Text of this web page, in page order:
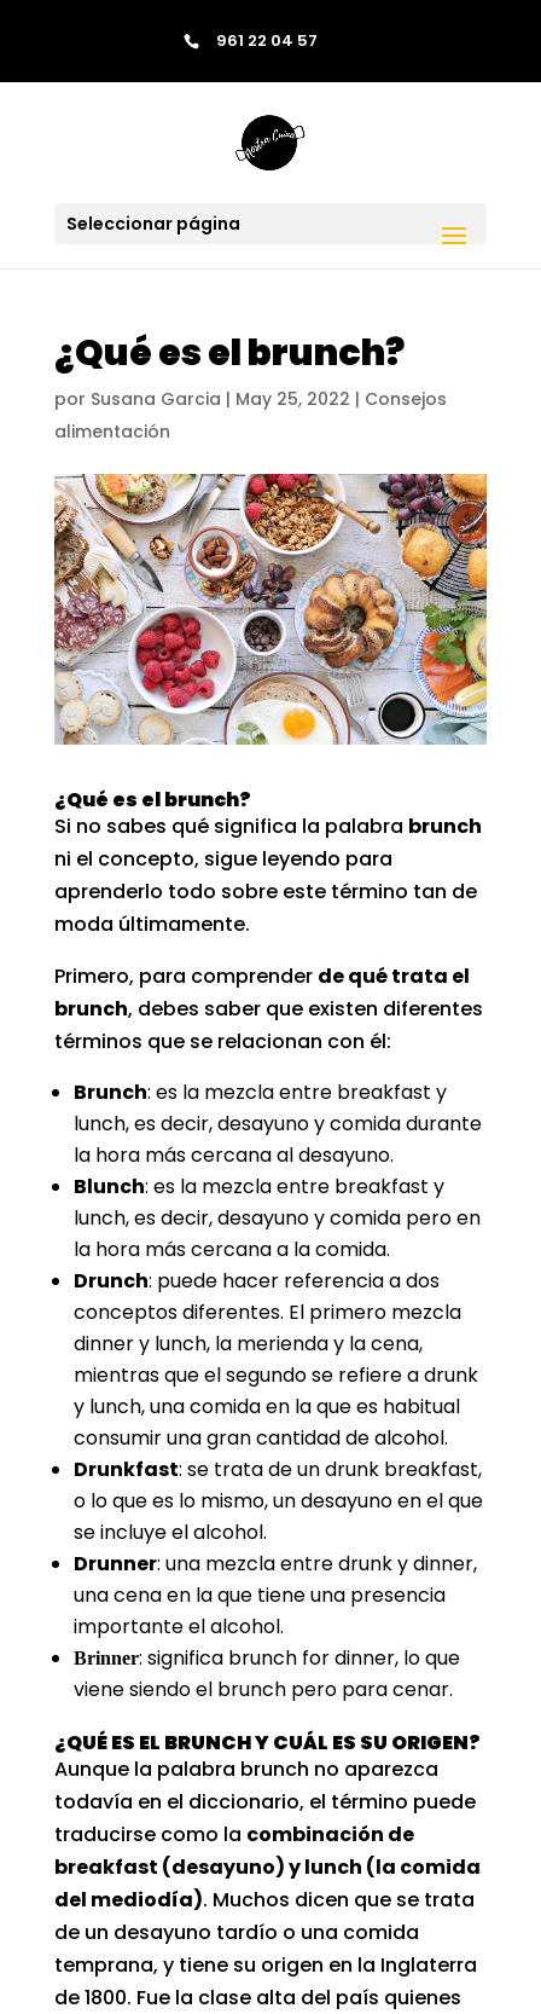
961 22 04 57
Saltar al contenido
Seleccionar página
¿Qué es el brunch?
por Susana Garcia | May 25, 2022 | Consejos
alimentación
¿Qué es el brunch?
Si no sabes qué significa la palabra brunch
ni el concepto, sigue leyendo para
aprenderlo todo sobre este término tan de
moda últimamente.
Primero, para comprender de qué trata el
brunch, debes saber que existen diferentes
términos que se relacionan con él:
Brunch: es la mezcla entre breakfast y
lunch, es decir, desayuno y comida durante
la hora más cercana al desayuno.
Blunch: es la mezcla entre breakfast y
lunch, es decir, desayuno y comida pero en
la hora más cercana a la comida.
Drunch: puede hacer referencia a dos
conceptos diferentes. El primero mezcla
dinner y lunch, la merienda y la cena,
mientras que el segundo se refiere a drunk
y lunch, una comida en la que es habitual
consumir una gran cantidad dealcohol.
Drunkfast: se trata de un drunk breakfast,
o lo que es lo mismo, un desayuno en el que
se incluye el alcohol.
Drunner: una mezcla entre drunk y dinner,
una cena en la que tiene una presencia
importante el alcohol.
Brinner: significa brunch for dinner, lo que
viene siendo el brunch pero para cenar.
¿QUÉ ES EL BRUNCH Y CUÁL ES SU ORIGEN?
Aunque la palabra brunch no aparezca
todavía en el diccionario, el término puede
traducirse como la combinación de
breakfast (desayuno) y lunch (la comida
del mediodía). Muchos dicen que se trata
de un desayuno tardío o una comida
temprana, y tiene su origen en la Inglaterra
de 1800. Fue la clase alta del país quienes